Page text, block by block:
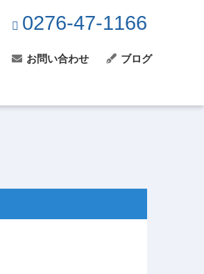
お問い合わせ ブログ
0276-47-1166